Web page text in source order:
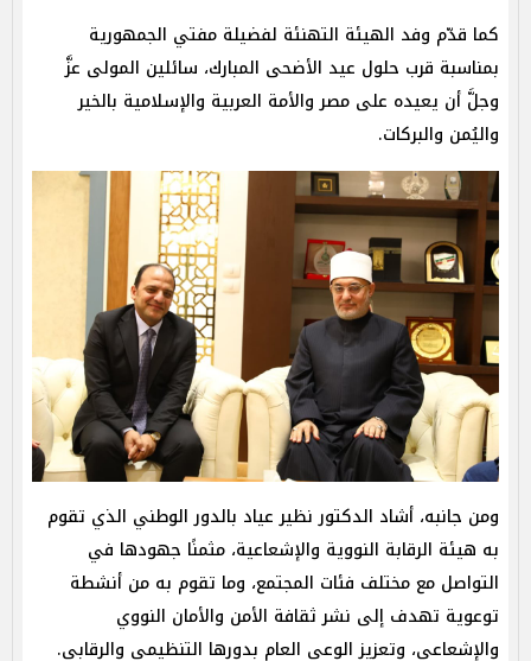
كما قدّم وفد الهيئة التهنئة لفضيلة مفتي الجمهورية
بمناسبة قرب حلول عيد الأضحى المبارك، سائلين المولى عزَّ
وجلَّ أن يعيده على مصر والأمة العربية والإسلامية بالخير
واليُمن والبركات.
ومن جانبه، أشاد الدكتور نظير عياد بالدور الوطني الذي تقوم
به هيئة الرقابة النووية والإشعاعية، مثمنًا جهودها في
التواصل مع مختلف فئات المجتمع، وما تقوم به من أنشطة
توعوية تهدف إلى نشر ثقافة الأمن والأمان النووي
والإشعاعي، وتعزيز الوعي العام بدورها التنظيمي والرقابي.